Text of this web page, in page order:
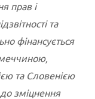
прав і
та
фінансується
та Словенією
зміцнення